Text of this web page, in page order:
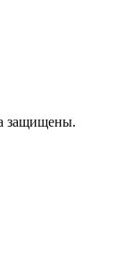
защищены.